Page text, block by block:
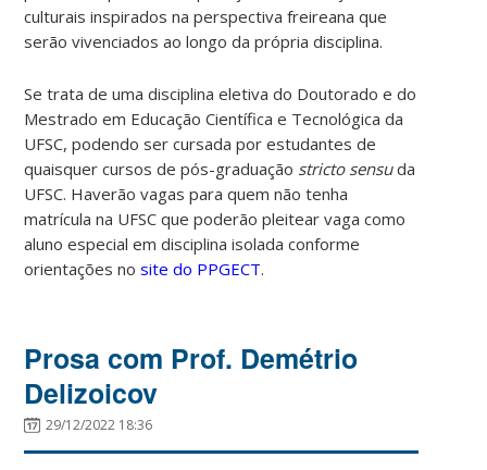
culturais inspirados na perspectiva freireana que
serão vivenciados ao longo da própria disciplina.
Se trata de uma disciplina eletiva do Doutorado e do
Mestrado em Educação Científica e Tecnológica da
UFSC, podendo ser cursada por estudantes de
quaisquer cursos de pós-graduação stricto sensuda
UFSC. Haverão vagas para quem não tenha
matrícula na UFSC que poderão pleitear vaga como
aluno especial em disciplina isolada conforme
orientações nosite do PPGECT.
Prosa com Prof. Demétrio
Delizoicov
29/12/2022 18:36